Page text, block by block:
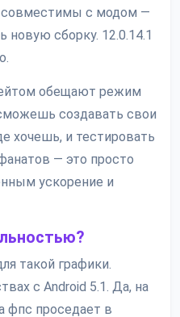
совместимы с модом —
новую сборку. 12.0.14.1
обещают режим
создавать свои
хочешь, и тестировать
— это просто
ускорение и
такой графики.
с Android 5.1. Да, на
фпс проседает в